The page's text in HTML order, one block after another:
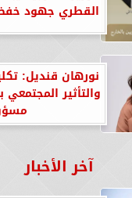
القطري جهود
نورهان قنديل:
والتأثير
آخر الأخبار